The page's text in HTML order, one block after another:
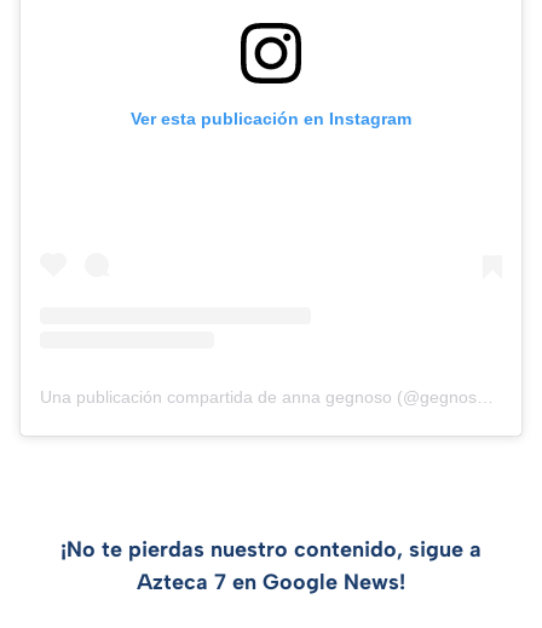
Ver esta publicación en Instagram
¡No te pierdas nuestro contenido, sigue a
Azteca 7 en Google News!